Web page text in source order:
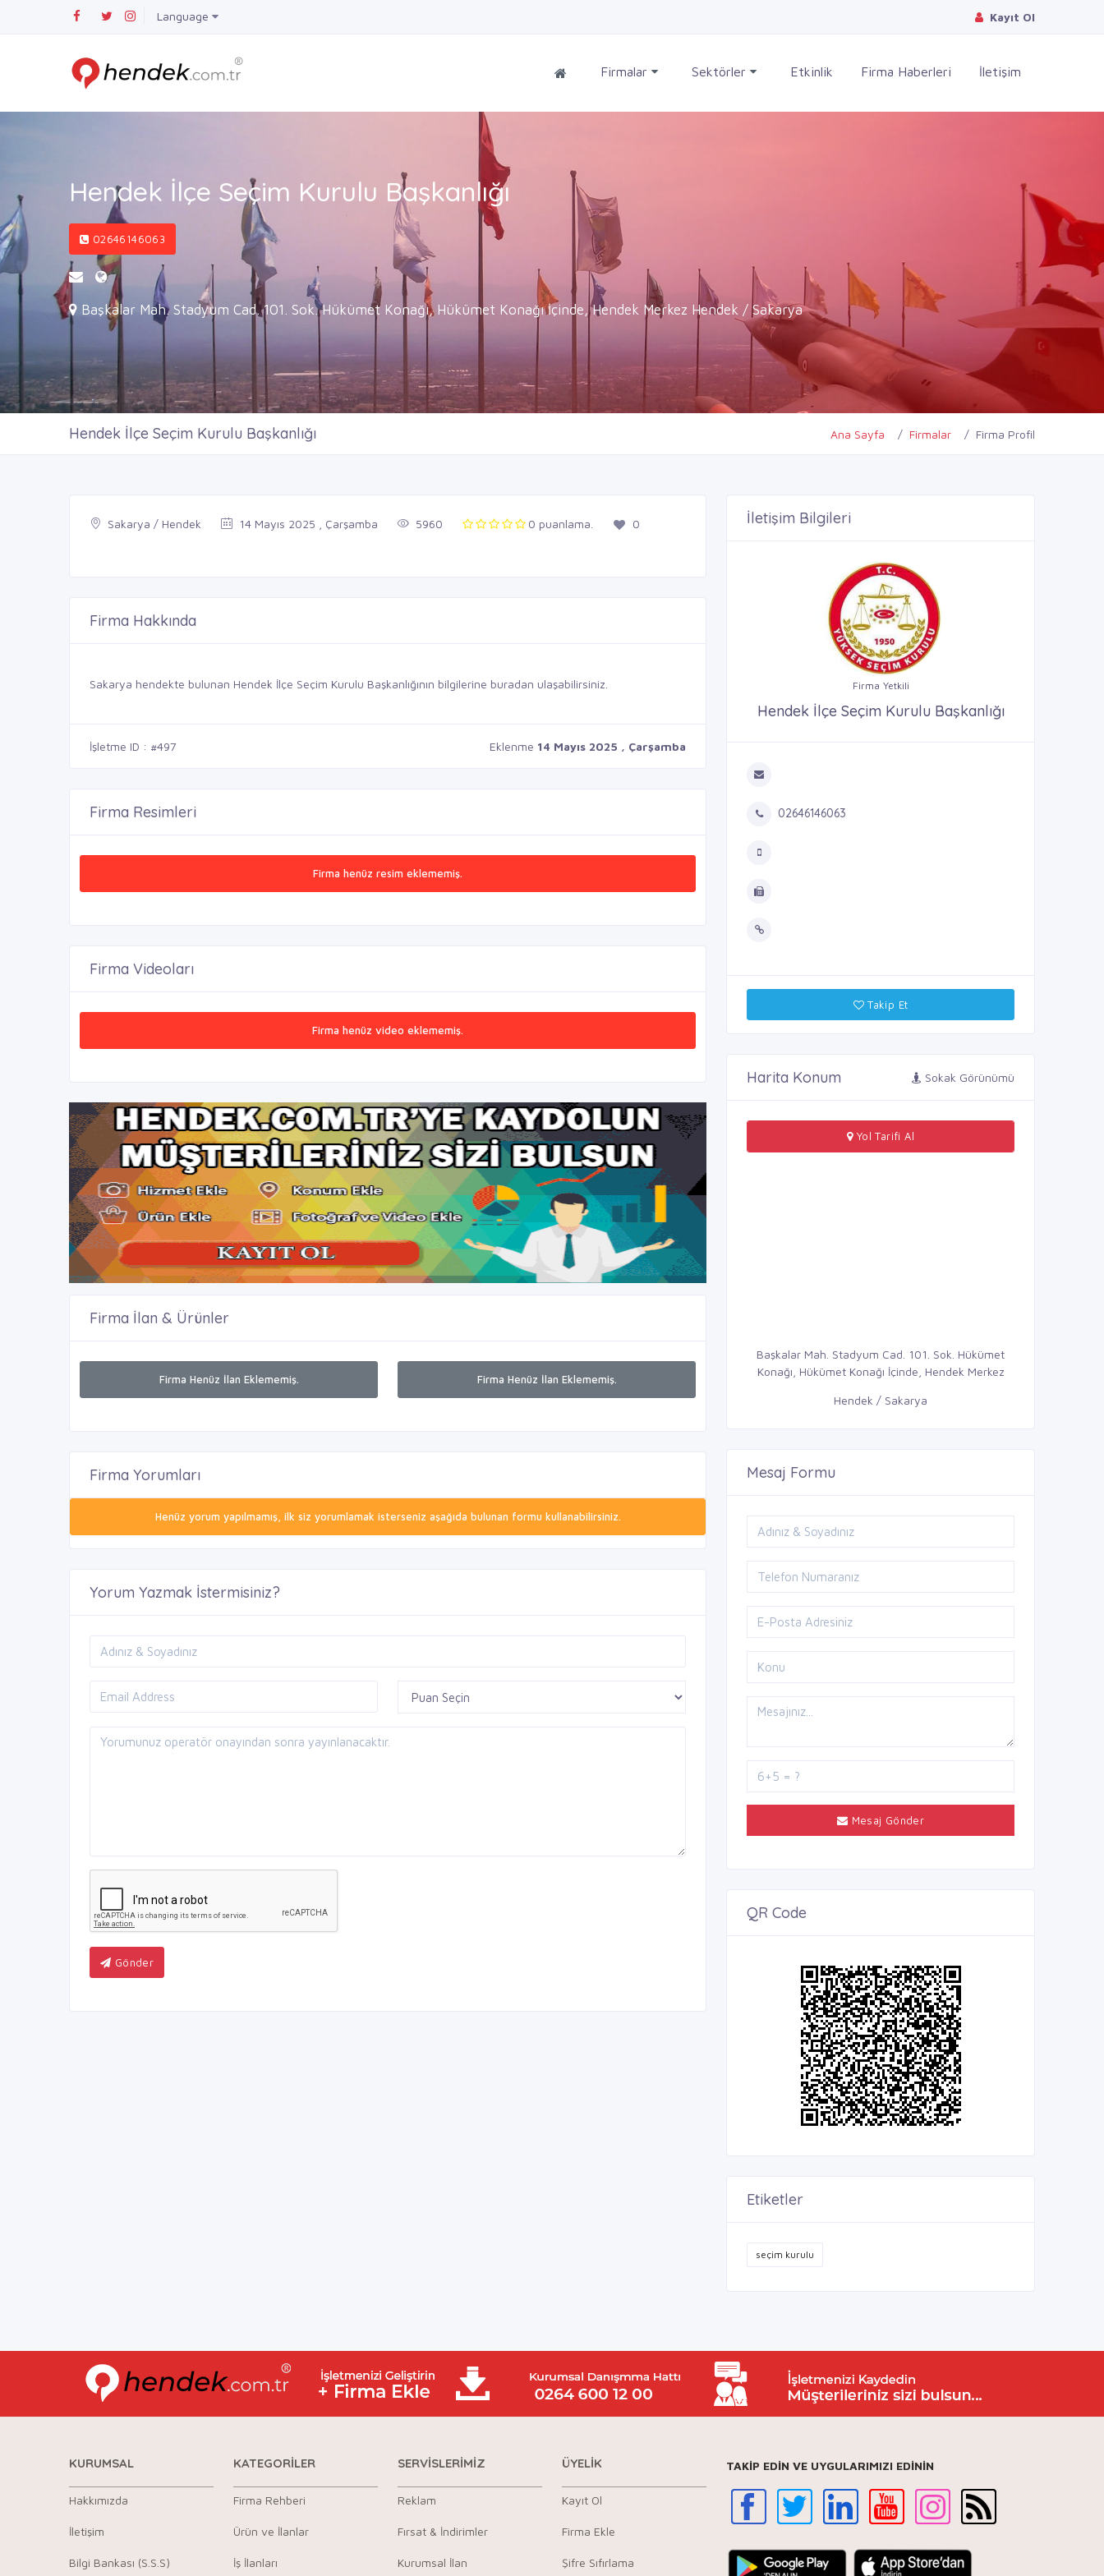
Language Kayıt Ol
Firmalar Sektörler Etkinlik Firma Haberleri İletişim
Hendek İlçe Seçim Kurulu Başkanlığı
02646146063
Başkalar Mah. Stadyum Cad. 101. Sok. Hükümet Konağı, Hükümet Konağı İçinde, Hendek Merkez Hendek / Sakarya
Hendek İlçe Seçim Kurulu Başkanlığı Ana Sayfa Firmalar Firma Profil
Sakarya / Hendek 14 Mayıs 2025 , Çarşamba 5960 0 puanlama. 0
Firma Hakkında
Sakarya hendekte bulunan Hendek İlçe Seçim Kurulu Başkanlığının bilgilerine buradan ulaşabilirsiniz.
İşletme ID : #497 Eklenme 14 Mayıs 2025 , Çarşamba
Firma Resimleri
Firma henüz resim eklememiş.
Firma Videoları
Firma henüz video eklememiş.
Firma İlan & Ürünler
Firma Henüz İlan Eklememiş. Firma Henüz İlan Eklememiş.
Firma Yorumları
Henüz yorum yapılmamış, ilk siz yorumlamak isterseniz aşağıda bulunan formu kullanabilirsiniz.
Yorum Yazmak İstermisiniz?
Gönder
İletişim Bilgileri
Firma Yetkili
Hendek İlçe Seçim Kurulu Başkanlığı
02646146063
Takip Et
Harita Konum Sokak Görünümü
Yol Tarifi Al
Başkalar Mah. Stadyum Cad. 101. Sok. Hükümet
Konağı, Hükümet Konağı İçinde, Hendek Merkez
Hendek / Sakarya
Mesaj Formu
Mesaj Gönder
QR Code
Etiketler
seçim kurulu
KURUMSAL
Hakkımızda
İletişim
Bilgi Bankası (S.S.S)
KATEGORİLER
Firma Rehberi
Ürün ve İlanlar
İş İlanları
SERVİSLERİMİZ
Reklam
Fırsat & İndirimler
Kurumsal İlan
ÜYELİK
Kayıt Ol
Firma Ekle
Şifre Sıfırlama
TAKİP EDİN VE UYGULARIMIZI EDİNİN